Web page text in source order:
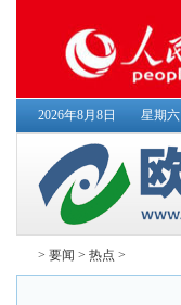
2026年8月8日 星期六
> 要闻 > 热点 >